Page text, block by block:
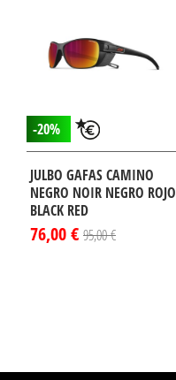
-20%
JULBO GAFAS CAMINO
NEGRO NOIR NEGRO ROJO
BLACK RED
76,00 € 95,00 €